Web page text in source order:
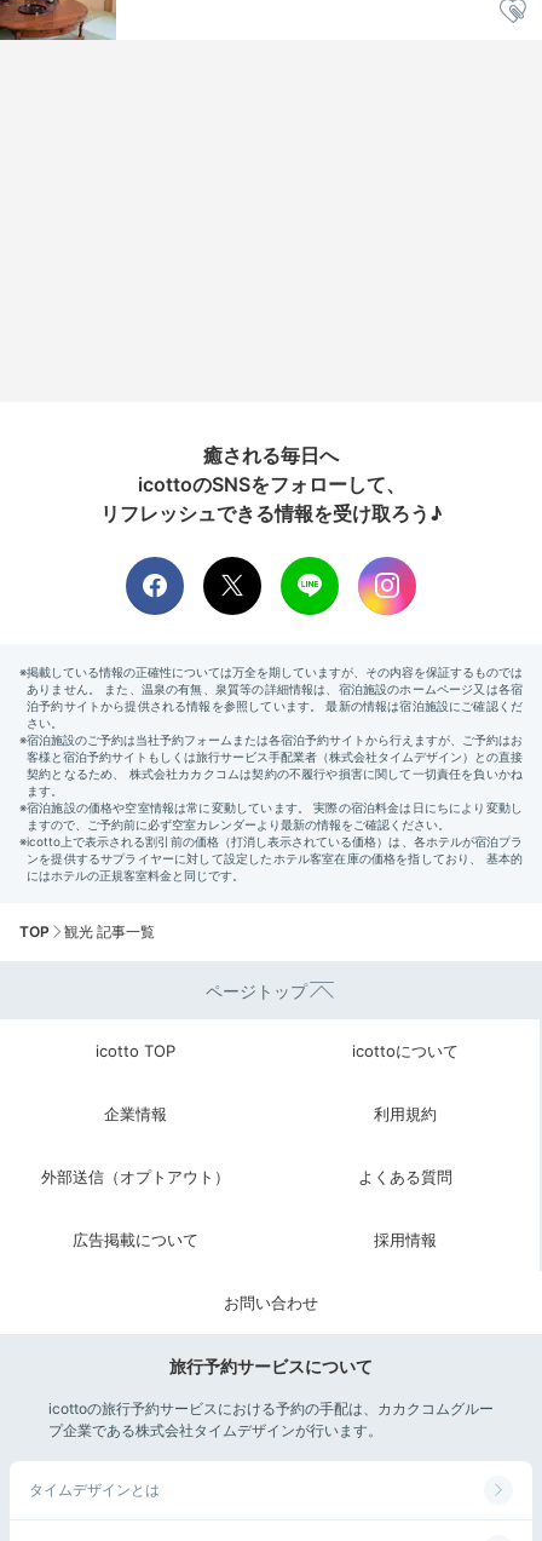
癒される毎日へ
icottoのSNSをフォローして、
リフレッシュできる情報を受け取ろう♪
TOP 観光 記事一覧
ページトップ
icotto TOP icottoについて
企業情報 利用規約
外部送信（オプトアウト） よくある質問
広告掲載について 採用情報
お問い合わせ
旅行予約サービスについて
icottoの旅行予約サービスにおける予約の手配は、カカクコムグルー
プ企業である株式会社タイムデザインが行います。
タイムデザインとは